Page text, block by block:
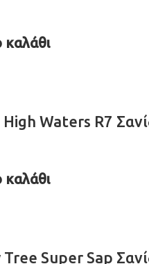
High Waters R7
Super Sap